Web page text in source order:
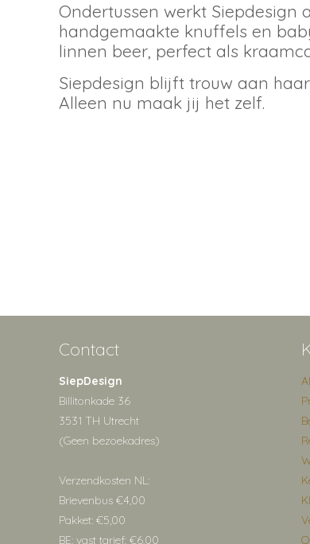
Ondertussen werkt Siepdesign
handgemaakte knuffels en
linnen beer , perfect als
Siepdesign blijft trouw aan
Alleen nu maak jij het zelf.
Contact
SiepDesign
Billitonkade 36
3531 TH Utrecht
(Geen bezoekadres)
Verzendkosten NL:
Brievenbus €4,00
Pakket: €5,00
BE: vast tarief: €6,00